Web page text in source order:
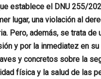
establece el DNU 255/
lugar, una violación al
Pero, además, se trata de
y por la inmediatez en su
y concretos sobre la
física y la salud de las